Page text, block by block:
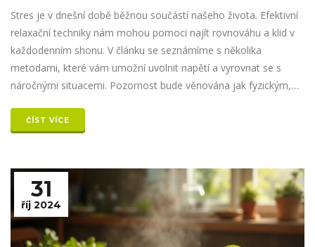
Stres je v dnešní době běžnou součástí našeho života. Efektivní
relaxační techniky nám mohou pomoci najít rovnováhu a klid v
každodenním shonu. V článku se seznámíme s několika
metodami, které vám umožní uvolnit napětí a vyrovnat se s
náročnými situacemi. Pozornost bude věnována jak fyzickým,
pohodu.
ČÍST VÍCE
31
říj 2024